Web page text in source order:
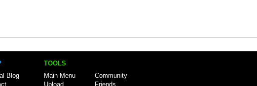
Blog
TOOLS
Main Menu
Upload
Community
Friends